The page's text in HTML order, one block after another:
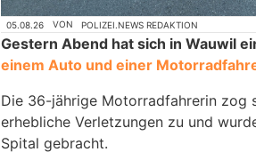
05.08.26 VON POLIZEI.NEWS REDAKTION
Gestern Abend hat sich in Wauwil
einem Auto und einer
Die 36-jährige Motorradfahrerin zog
erhebliche Verletzungen zu und
Spital gebracht.